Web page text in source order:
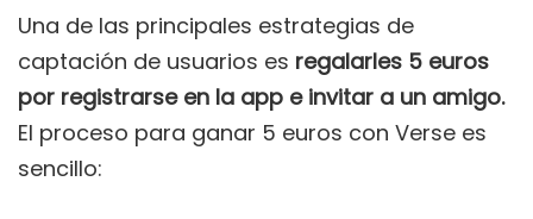
Una de las principales estrategias de
captación de usuarios es regalarles 5 euros
por registrarse en la app e invitar a un amigo.
El proceso para ganar 5 euros con Verse es
sencillo: